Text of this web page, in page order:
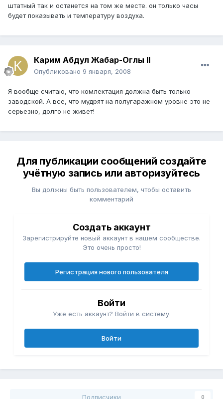
штатный так и останется на том же месте. он только часы
будет показывать и температуру воздуха.
Карим Абдул Жабар-Оглы II
Опубликовано 9 января, 2008
Я вообще считаю, что комлектация должна быть только
заводской. А все, что мудрят на полугаражном уровне это не
серьезно, долго не живет!
Для публикации сообщений создайте
учётную запись или авторизуйтесь
Вы должны быть пользователем, чтобы оставить
комментарий
Создать аккаунт
Зарегистрируйте новый аккаунт в нашем сообществе.
Это очень просто!
Регистрация нового пользователя
Войти
Уже есть аккаунт? Войти в систему.
Войти
Подписчики 0